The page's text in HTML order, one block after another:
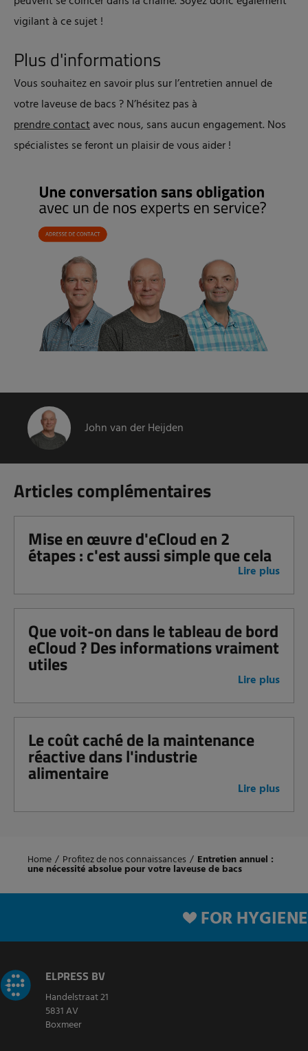
vigilant à ce sujet !
Plus d'informations
Vous souhaitez en savoir plus sur l’entretien annuel de
votre laveuse de bacs ? N’hésitez pas à
prendre contactavec nous, sans aucun engagement. Nos
spécialistes se feront un plaisir de vous aider !
John van der Heijden
Articles complémentaires
Mise en œuvre d'eCloud en 2
étapes : c'est aussi simple que cela
Lire plus
Que voit-on dans le tableau de bord
eCloud ? Des informations vraiment
utiles
Lire plus
Le coût caché de la maintenance
réactive dans l'industrie
alimentaire
Lire plus
Home / Profitez de nos connaissances / Entretien annuel :
une nécessité absolue pour votre laveuse de bacs
FOR HYGIENE
ELPRESS BV
Handelstraat 21
5831 AV
Boxmeer